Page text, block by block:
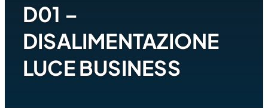
D01 –
DISALIMENTAZIONE
LUCE BUSINESS